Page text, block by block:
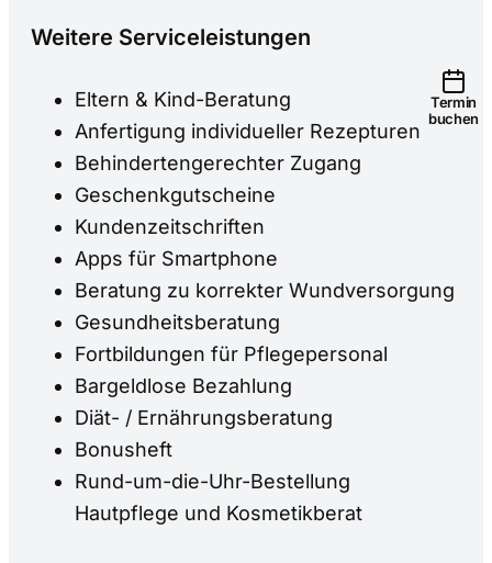
Weitere Serviceleistungen
Eltern & Kind-Beratung
Anfertigung individueller Rezepturen
Behindertengerechter Zugang
Geschenkgutscheine
Kundenzeitschriften
Apps für Smartphone
Beratung zu korrekter Wundversorgung
Gesundheitsberatung
Fortbildungen für Pflegepersonal
Bargeldlose Bezahlung
Diät- / Ernährungsberatung
Bonusheft
Rund-um-die-Uhr-Bestellung
Hautpflege und Kosmetikberat
Termin
buchen